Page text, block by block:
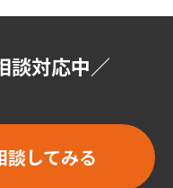
談対応中／
談してみる